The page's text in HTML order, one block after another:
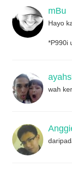
mBu
Hayo
*P990i
wah